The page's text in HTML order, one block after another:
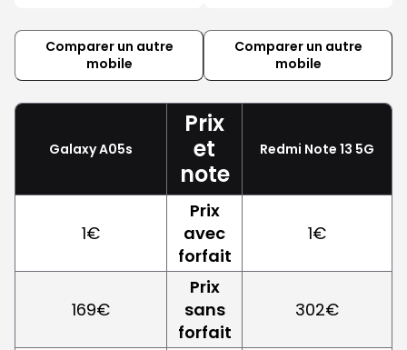
Comparer un autre
mobile
Comparer un autre
mobile
Galaxy A05s
Prix
et
note
Redmi Note 13 5G
1€
Prix
avec
forfait
1€
169€
Prix
sans
forfait
302€